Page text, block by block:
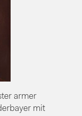
armer
mit